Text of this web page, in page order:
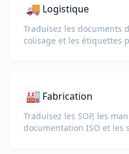
🚚 Logistique
Traduisez les documents
colisage et les étiquettes
🏭 Fabrication
Traduisez les SOP, les
documentation ISO et les